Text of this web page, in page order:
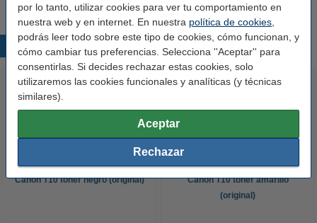
por lo tanto, utilizar cookies para ver tu comportamiento en
nuestra web y en internet. En nuestra política de cookies
podrás leer todo sobre este tipo de cookies, cómo funcionan, y
cómo cambiar tus preferencias. Selecciona ''Aceptar'' para
consentirlas. Si decides rechazar estas cookies, solo
utilizaremos las cookies funcionales y analíticas (y técnicas
similares).
Aceptar
Rechazar
Productos destacados
Canon T10 toner negro (original)
Canon T10 toner amarillo
(original)